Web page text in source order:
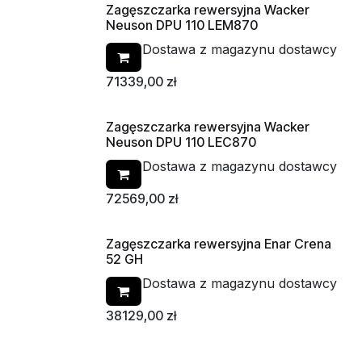
Zagęszczarka rewersyjna Wacker
Neuson DPU 110 LEM870
Dostawa z magazynu dostawcy
71339,00 zł
Zagęszczarka rewersyjna Wacker
Neuson DPU 110 LEC870
Dostawa z magazynu dostawcy
72569,00 zł
Zagęszczarka rewersyjna Enar Crena
52 GH
Dostawa z magazynu dostawcy
38129,00 zł